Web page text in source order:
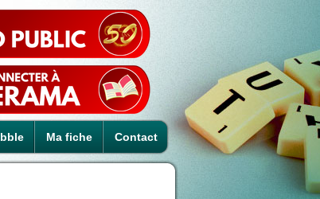
Ma fiche Contact